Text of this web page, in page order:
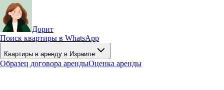
Дорит
Поиск квартиры в WhatsApp
Квартиры в аренду в Израиле
Образец договора арендыОценка аренды